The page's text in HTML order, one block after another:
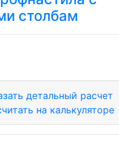
столбам
детальный расчет
на калькуляторе